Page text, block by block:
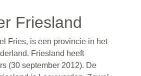
Friesland
Fries, is een provincie in het
Friesland heeft
(30 september 2012). De